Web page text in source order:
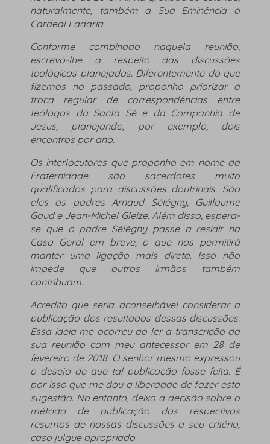
naturalmente, também a Sua Eminência o
Cardeal Ladaria.
Conforme combinado naquela reunião,
escrevo-lhe a respeito das discussões
teológicas planejadas. Diferentemente do que
fizemos no passado, proponho priorizar a
troca regular de correspondências entre
teólogos da Santa Sé e da Companhia de
Jesus, planejando, por exemplo, dois
encontros por ano.
Os interlocutores que proponho em nome da
Fraternidade são sacerdotes muito
qualificados para discussões doutrinais. São
eles os padres Arnaud Sélégny, Guillaume
Gaud e Jean-Michel Gleize. Além disso, espera-
se que o padre Sélégny passe a residir na
Casa Geral em breve, o que nos permitirá
manter uma ligação mais direta. Isso não
impede que outros irmãos também
contribuam.
Acredito que seria aconselhável considerar a
publicação dos resultados dessas discussões.
Essa ideia me ocorreu ao ler a transcrição da
sua reunião com meu antecessor em 28 de
fevereiro de 2018. O senhor mesmo expressou
o desejo de que tal publicação fosse feita. É
por isso que me dou a liberdade de fazer esta
sugestão. No entanto, deixo a decisão sobre o
método de publicação dos respectivos
resumos de nossas discussões a seu critério,
caso julgue apropriado.